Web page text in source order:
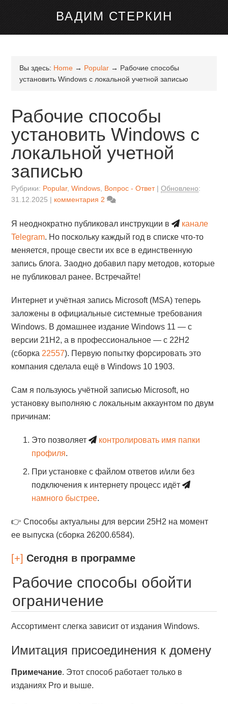
ВАДИМ СТЕРКИН
Вы здесь: Home → Popular → Рабочие способы
установить Windows с локальной учетной записью
Рабочие способы
установить Windows с
локальной учетной
записью
Рубрики: Popular,Windows Вопрос - Ответ Обновлено:
31.12.2025
комментария 2
Я неоднократно публиковал инструкции в
канале
Telegram. Но поскольку каждый год в списке что-то
меняется, проще свести их все в единственную
запись блога. Заодно добавил пару методов, которые
не публиковал ранее. Встречайте!
Интернет и учётная запись Microsoft (MSA) теперь
заложены в официальные системные требования
Windows. В домашнее издание Windows 11 — с
версии 21H2, а в профессиональное — с 22H2
(сборка 22557). Первую попытку форсировать это
компания сделала ещё в Windows 10 1903.
Сам я пользуюсь учётной записью Microsoft, но
установку выполняю с локальным аккаунтом по двум
причинам:
Это позволяет
контролировать имя папки
профиля.
При установке с файлом ответов и/или без
подключения к интернету процесс идёт
намного быстрее.
👉 Способы актуальны для версии 25H2 на момент
ее выпуска (сборка 26200.6584).
[+] Сегодня в программе
Рабочие способы обойти
ограничение
Ассортимент слегка зависит от издания Windows.
Имитация присоединения к домену
Примечание. Этот способ работает только в
изданиях Pro и выше.